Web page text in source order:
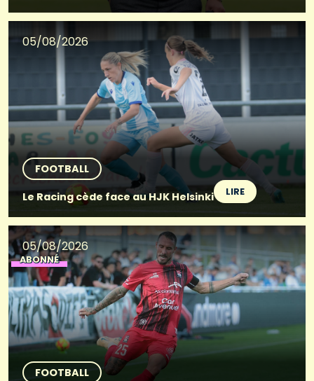
05/08/2026
FOOTBALL
Le Racing cède face au HJK Helsinki
LIRE
05/08/2026
ABONNÉ
FOOTBALL